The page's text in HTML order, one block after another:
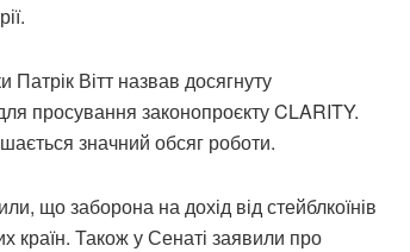
Патрік Вітт назвав досягнуту
просування законопроєкту CLARITY.
значний обсяг роботи.
що заборона на дохід від стейблкоїнів
країн. Також у Сенаті заявили про